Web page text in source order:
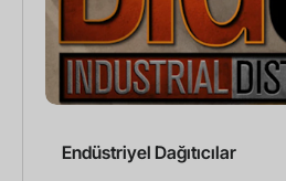
Endüstriyel Dağıtıcılar